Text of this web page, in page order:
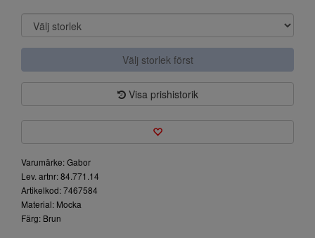
Välj storlek först
Visa prishistorik
Varumärke: Gabor
Lev. artnr: 84.771.14
Artikelkod: 7467584
Material: Mocka
Färg: Brun